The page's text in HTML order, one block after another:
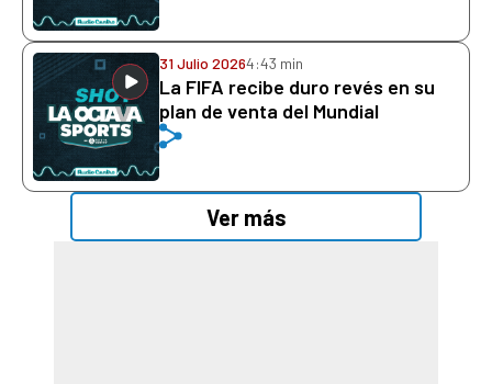
31 Julio 20264:43 min
La FIFA recibe duro revés en su
plan de venta del Mundial
Ver más